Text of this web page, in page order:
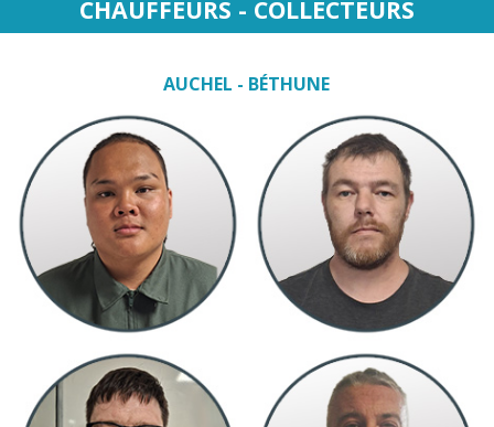
CHAUFFEURS - COLLECTEURS
AUCHEL - BÉTHUNE